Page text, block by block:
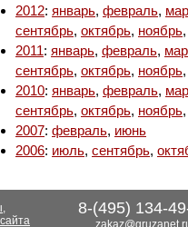
2012: январь, февраль,
сентябрь, октябрь, ноябрь
2011: январь, февраль,
сентябрь, октябрь, ноябрь
2010: январь, февраль,
сентябрь, октябрь, ноябрь
2007: февраль, июнь
2006: июль, сентябрь,
,
8-(495) 134-